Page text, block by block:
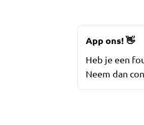
App ons!👋
Heb je een
Neem dan